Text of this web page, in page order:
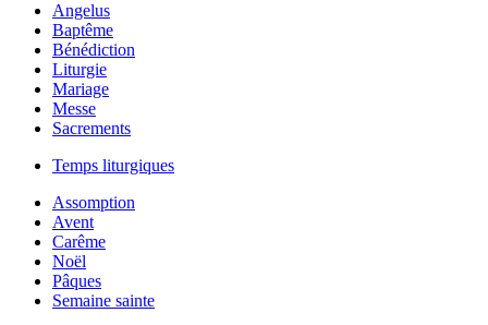
Angelus
Baptême
Bénédiction
Liturgie
Mariage
Messe
Sacrements
Temps liturgiques
Assomption
Avent
Carême
Noël
Pâques
Semaine sainte